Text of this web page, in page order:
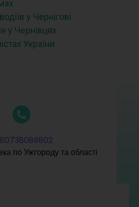
у Чернігові.
у Чернівцях
України
по Ужгороду та області